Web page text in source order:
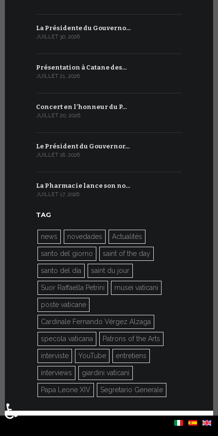
La Présidente du Gouverno…
JUILLET 30, 2026
Présentation à Catane des…
JUILLET 21, 2026
Concert en l’honneur du P…
JUILLET 20, 2026
Le Président du Gouvernor…
JUILLET 18, 2026
La Pharmacie lance son no…
JUILLET 17, 2026
TAG
news novedades Actualités
santo del giorno saint of the day
santo del día saint du jour
Suor Raffaella Petrini musei vaticani
poste vaticane
Cardinale Fernando Vérgez Alzaga
specola vaticana Patrons of the Arts
interviste YouTube entretiens
interviews giardini vaticani
Papa Leone XIV Segretario Generale
Sélectionnez votre langue